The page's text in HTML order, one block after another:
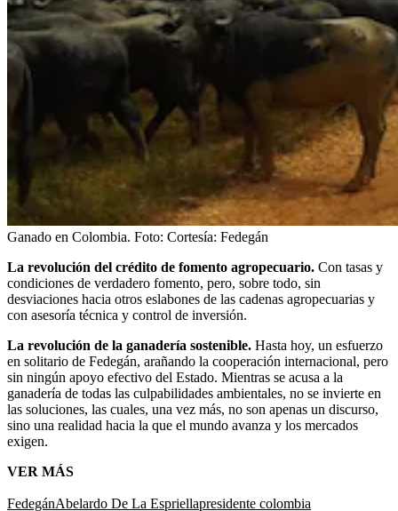
Ganado en Colombia. Foto: Cortesía: Fedegán
La revolución del crédito de fomento agropecuario. Con tasas y
condiciones de verdadero fomento, pero, sobre todo, sin
desviaciones hacia otros eslabones de las cadenas agropecuarias y
con asesoría técnica y control de inversión.
La revolución de la ganadería sostenible. Hasta hoy, un esfuerzo
en solitario de Fedegán, arañando la cooperación internacional, pero
sin ningún apoyo efectivo del Estado. Mientras se acusa a la
ganadería de todas las culpabilidades ambientales, no se invierte en
las soluciones, las cuales, una vez más, no son apenas un discurso,
sino una realidad hacia la que el mundo avanza y los mercados
exigen.
VER MÁS
FedegánAbelardo De La Espriellapresidente colombia